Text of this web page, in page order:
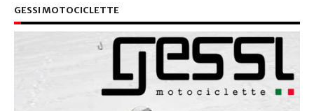
GESSI MOTOCICLETTE